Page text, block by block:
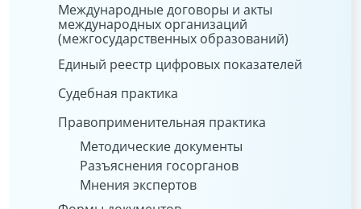
Международные договоры и акты
международных организаций
(межгосударственных образований)
Единый реестр цифровых показателей
Судебная практика
Правоприменительная практика
Методические документы
Разъяснения госорганов
Мнения экспертов